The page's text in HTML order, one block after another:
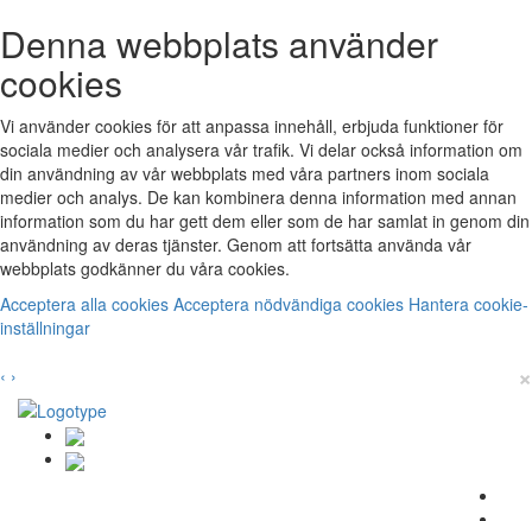
Denna webbplats använder
cookies
Vi använder cookies för att anpassa innehåll, erbjuda funktioner för
sociala medier och analysera vår trafik. Vi delar också information om
din användning av vår webbplats med våra partners inom sociala
medier och analys. De kan kombinera denna information med annan
information som du har gett dem eller som de har samlat in genom din
användning av deras tjänster. Genom att fortsätta använda vår
webbplats godkänner du våra cookies.
Acceptera alla cookies Acceptera nödvändiga cookies Hantera cookie-
inställningar
‹ › ×